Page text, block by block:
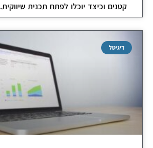
קטנים וכיצד יוכלו לפתח תכנית שיווקית.
דיגיטל